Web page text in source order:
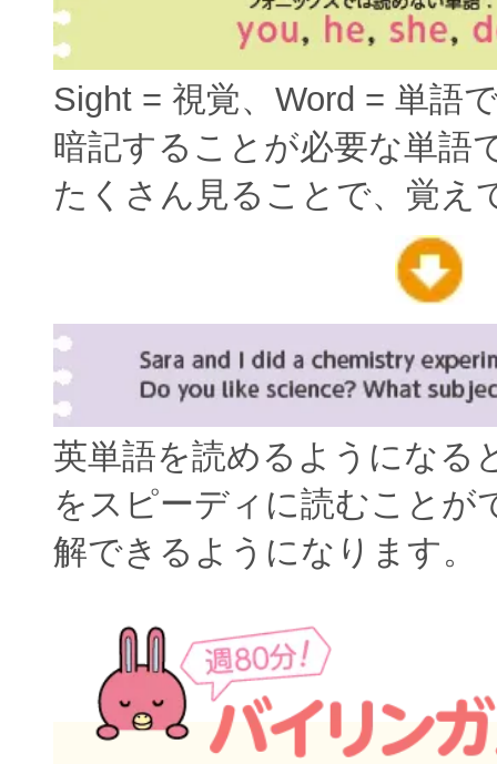
Sight = 視覚、Word = 単語
暗記することが必要な単語
たくさん見ることで、覚え
英単語を読めるようになる
をスピーディに読むことが
解できるようになります。